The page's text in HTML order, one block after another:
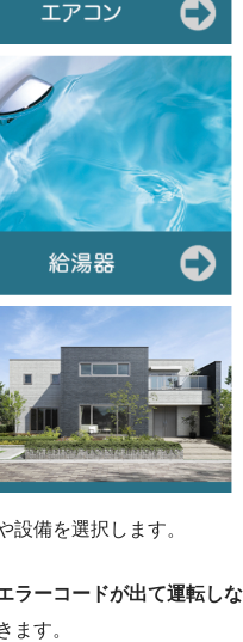
設備を選択します。
ラーコードが出て運転しな
ます。